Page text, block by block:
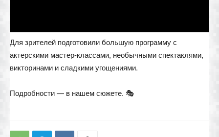
Для зрителей подготовили большую программу с
актерскими мастер-классами, необычными спектаклями,
викторинами и сладкими угощениями.
Подробности — в нашем сюжете. 🎭